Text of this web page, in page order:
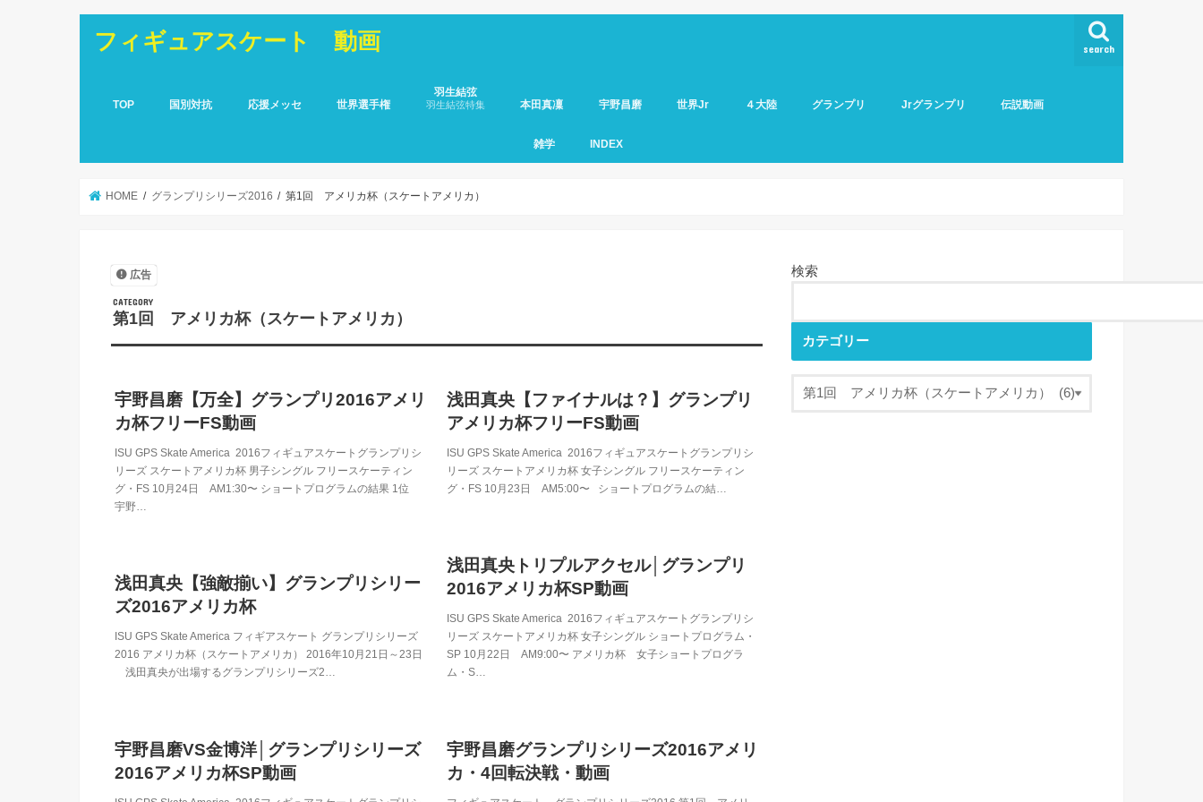
フィギュアスケート 動画 search
TOP 国別対抗 応援メッセ 世界選手権
羽生結弦
羽生結弦特集 本田真凜 宇野昌磨 世界Jr ４大陸 グランプリ Jrグランプリ 伝説動画
雑学 INDEX
HOME グランプリシリーズ2016 第1回 アメリカ杯（スケートアメリカ）
広告
第1回 アメリカ杯（スケートアメリカ）
宇野昌磨【万全】グランプリ2016アメリ
カ杯フリーFS動画
ISU GPS Skate America 2016フィギュアスケートグランプリシ
リーズ スケートアメリカ杯 男子シングル フリースケーティン
グ・FS 10月24日 AM1:30〜 ショートプログラムの結果 1位
宇野…
浅田真央【ファイナルは？】グランプリ
アメリカ杯フリーFS動画
ISU GPS Skate America 2016フィギュアスケートグランプリシ
リーズ スケートアメリカ杯 女子シングル フリースケーティン
グ・FS 10月23日 AM5:00〜 ショートプログラムの結…
浅田真央トリプルアクセル│グランプリ
2016アメリカ杯SP動画
ISU GPS Skate America 2016フィギュアスケートグランプリシ
リーズ スケートアメリカ杯 女子シングル ショートプログラム・
SP 10月22日 AM9:00〜 アメリカ杯 女子ショートプログラ
ム・S…
浅田真央【強敵揃い】グランプリシリー
ズ2016アメリカ杯
ISU GPS Skate America フィギアスケート グランプリシリーズ
2016 アメリカ杯（スケートアメリカ） 2016年10月21日～23日
浅田真央が出場するグランプリシリーズ2…
宇野昌磨VS金博洋│グランプリシリーズ
2016アメリカ杯SP動画
宇野昌磨グランプリシリーズ2016アメリ
カ・4回転決戦・動画
検索
カテゴリー